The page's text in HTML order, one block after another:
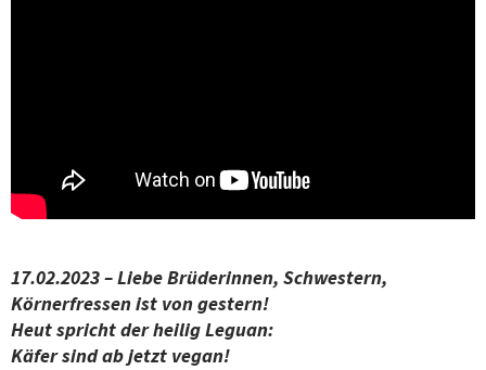
17.02.2023 – Liebe Brüderinnen, Schwestern,
Körnerfressen ist von gestern!
Heut spricht der heilig Leguan:
Käfer sind ab jetzt vegan!